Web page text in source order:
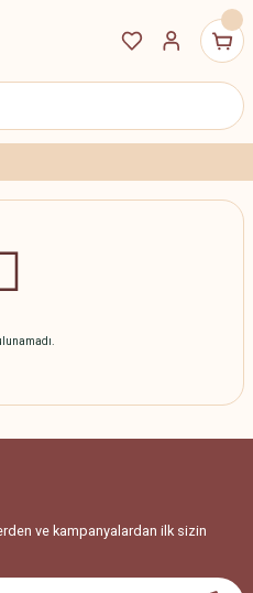
ve kampanyalardan ilk sizin